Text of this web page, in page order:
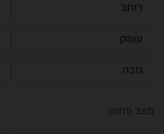
רוחב
עומק
גובה
מצב פתוח